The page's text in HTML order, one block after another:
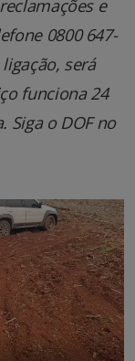
e
0800 647-
será
funciona 24
Siga o DOF no